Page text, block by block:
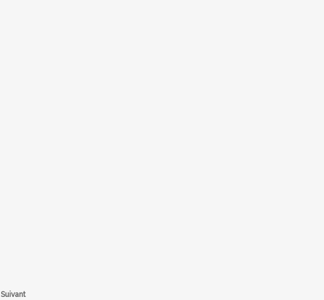
Suivant